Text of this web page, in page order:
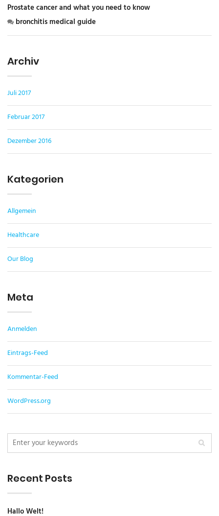
Prostate cancer and what you need to know
bronchitis medical guide
Archiv
Juli 2017
Februar 2017
Dezember 2016
Kategorien
Allgemein
Healthcare
Our Blog
Meta
Anmelden
Eintrags-Feed
Kommentar-Feed
WordPress.org
Recent Posts
Hallo Welt!